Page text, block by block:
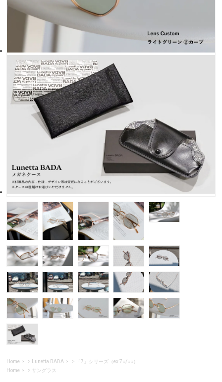
Home > Lunetta BADA >
「7」シリーズ（ex 7○/○○）
Home
> サングラス